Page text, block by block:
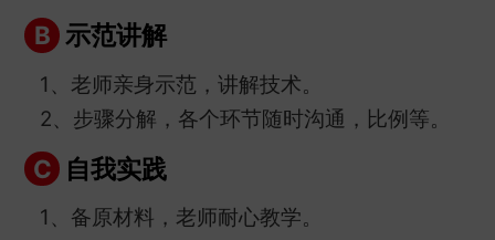
B 示范讲解
1、老师亲身示范，讲解技术。
2、步骤分解，各个环节随时沟通，比例等。
C 自我实践
1、备原材料，老师耐心教学。